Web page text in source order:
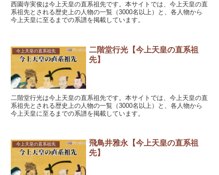
西園寺実俊は今上天皇の直系祖先です。本サイトでは、今上天皇の直
系祖先とされる歴史上の人物の一覧（3000名以上）と、各人物から
今上天皇に至るまでの系譜を掲載しています。
今上天皇の直系祖先
二階堂行光【今上天皇の直系祖
先】
二階堂行光は今上天皇の直系祖先です。本サイトでは、今上天皇の直
系祖先とされる歴史上の人物の一覧（3000名以上）と、各人物から
今上天皇に至るまでの系譜を掲載しています。
今上天皇の直系祖先
飛鳥井雅永【今上天皇の直系祖
先】